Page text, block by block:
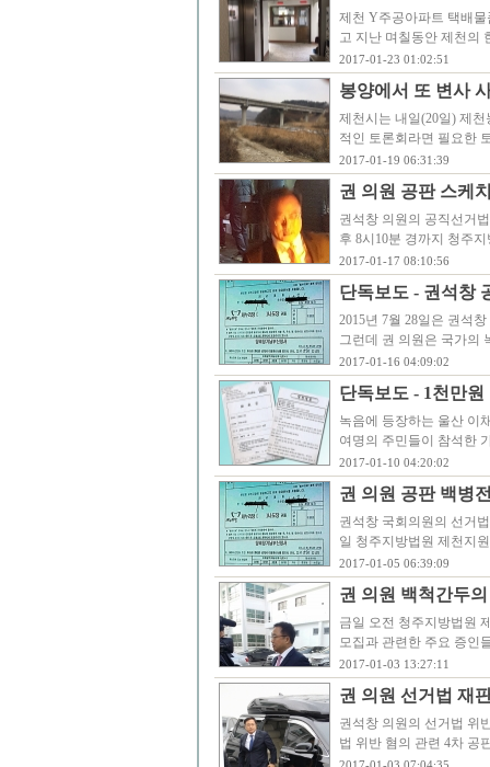
제천 Y주공아파트 택배
고 지난 며칠동안 제천의
2017-01-23 01:02:51
봉양에서 또 변사
제천시는 내일(20일) 제
적인 토론회라면 필요한
2017-01-19 06:31:39
권 의원 공판 스케
권석창 의원의 공직선거
후 8시10분 경까지 청주
2017-01-17 08:10:56
단독보도 - 권석창
2015년 7월 28일은 권석
그런데 권 의원은 국가의
2017-01-16 04:09:02
단독보도 - 1천만
녹음에 등장하는 울산 이
여명의 주민들이 참석한
2017-01-10 04:20:02
권 의원 공판 백병
권석창 국회의원의 선거
일 청주지방법원 제천지
2017-01-05 06:39:09
권 의원 백척간두
금일 오전 청주지방법원
모집과 관련한 주요 증인
2017-01-03 13:27:11
권 의원 선거법 재
권석창 의원의 선거법 위
법 위반 혐의 관련 4차 공